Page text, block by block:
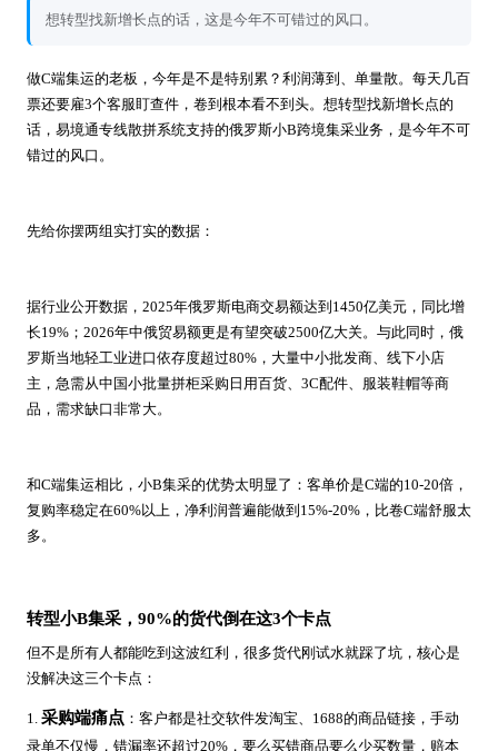
想转型找新增长点的话，这是今年不可错过的风口。
做C端集运的老板，今年是不是特别累？利润薄到、单量散。每天几百
票还要雇3个客服盯查件，卷到根本看不到头。想转型找新增长点的
话，易境通专线散拼系统支持的俄罗斯小B跨境集采业务，是今年不可
错过的风口。
先给你摆两组实打实的数据：
据行业公开数据，2025年俄罗斯电商交易额达到1450亿美元，同比增
长19%；2026年中俄贸易额更是有望突破2500亿大关。与此同时，俄
罗斯当地轻工业进口依存度超过80%，大量中小批发商、线下小店
主，急需从中国小批量拼柜采购日用百货、3C配件、服装鞋帽等商
品，需求缺口非常大。
和C端集运相比，小B集采的优势太明显了：客单价是C端的10-20倍，
复购率稳定在60%以上，净利润普遍能做到15%-20%，比卷C端舒服太
多。
转型小B集采，90%的货代倒在这3个卡点
但不是所有人都能吃到这波红利，很多货代刚试水就踩了坑，核心是
没解决这三个卡点：
1. 采购端痛点 ：客户都是社交软件发淘宝、1688的商品链接，手动
录单不仅慢，错漏率还超过20%，要么买错商品要么少买数量，赔本